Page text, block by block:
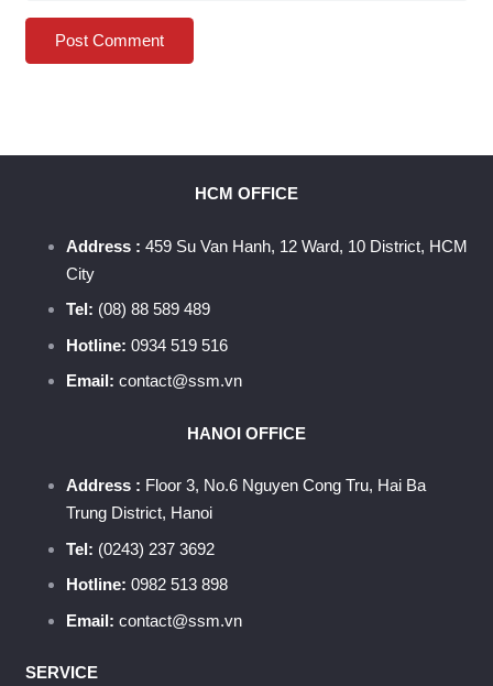
Post Comment
HCM OFFICE
Address : 459 Su Van Hanh, 12 Ward, 10 District, HCM
City
Tel: (08) 88 589 489
Hotline: 0934 519 516
Email: contact@ssm.vn
HANOI OFFICE
Address : Floor 3, No.6 Nguyen Cong Tru, Hai Ba
Trung District, Hanoi
Tel: (0243) 237 3692
Hotline: 0982 513 898
Email: contact@ssm.vn
SERVICE